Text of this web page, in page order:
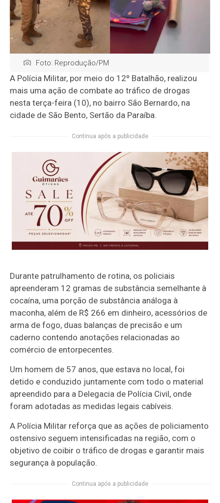
Foto: Reprodução/PM
A Polícia Militar, por meio do 12º Batalhão, realizou
mais uma ação de combate ao tráfico de drogas
nesta terça-feira (10), no bairro São Bernardo, na
cidade de São Bento, Sertão da Paraíba.
Continua após a publicidade
Durante patrulhamento de rotina, os policiais
apreenderam 12 gramas de substância semelhante à
cocaína, uma porção de substância análoga à
maconha, além de R$ 266 em dinheiro, acessórios de
arma de fogo, duas balanças de precisão e um
caderno contendo anotações relacionadas ao
comércio de entorpecentes.
Um homem de 57 anos, que estava no local, foi
detido e conduzido juntamente com todo o material
apreendido para a Delegacia de Polícia Civil, onde
foram adotadas as medidas legais cabíveis.
A Polícia Militar reforça que as ações de policiamento
ostensivo seguem intensificadas na região, com o
objetivo de coibir o tráfico de drogas e garantir mais
segurança à população.
Continua após a publicidade